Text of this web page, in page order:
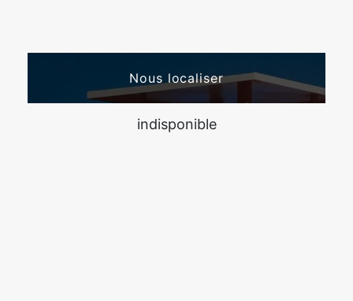
Nous localiser
indisponible